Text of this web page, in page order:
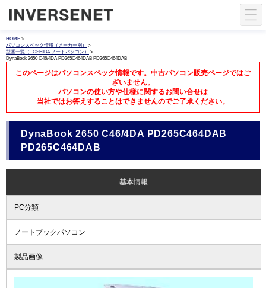
HOME >
パソコンスペック情報（メーカー別）
>
型番一覧（TOSHIBA ノートパソコン）
>
DynaBook 2650 C46/4DA PD265C464DAB PD265C464DAB
このページはパソコンスペック情報です。中古パソコン販売ページではご
ざいません。
パソコンの使い方や仕様に関するお問い合せは
当社ではお答えすることはできませんのでご了承ください。
DynaBook 2650 C46/4DA PD265C464DAB
PD265C464DAB
基本情報
PC分類
ノートブックパソコン
製品画像